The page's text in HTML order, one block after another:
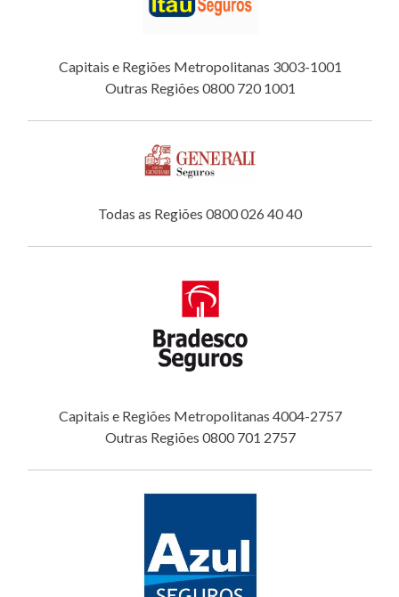
Capitais e Regiões Metropolitanas 3003-1001
Outras Regiões 0800 720 1001
Todas as Regiões 0800 026 40 40
Capitais e Regiões Metropolitanas 4004-2757
Outras Regiões 0800 701 2757